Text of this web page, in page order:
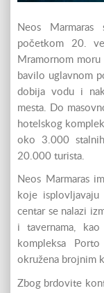
Neos
početkom 20.
Mramornom
bavilo uglavnom
dobija vodu i
mesta. Do
hotelskog
oko 3.000
20.000 turista.
Neos Marmaras
koje
centar se nalazi
i tavernama,
kompleksa
okružena brojnim
Zbog brdovite